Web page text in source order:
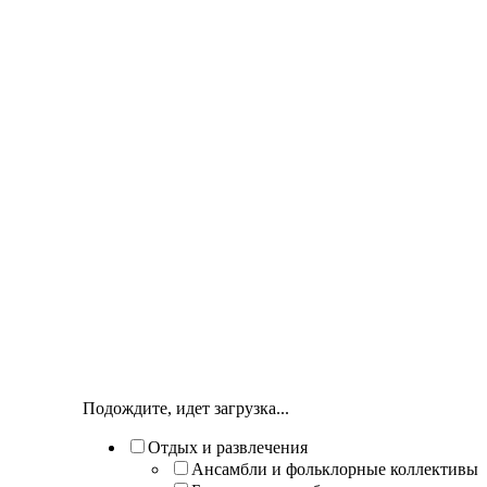
Подождите, идет загрузка...
Отдых и развлечения
Ансамбли и фольклорные коллективы